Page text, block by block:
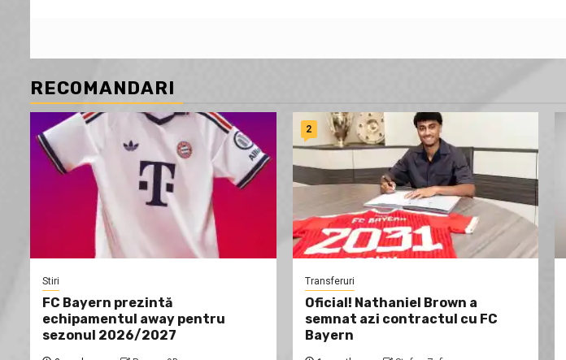
RECOMANDARI
Stiri
FC Bayern prezintă
echipamentul away pentru
sezonul 2026/2027
2
Transferuri
Oficial! Nathaniel Brown a
semnat azi contractul cu FC
Bayern